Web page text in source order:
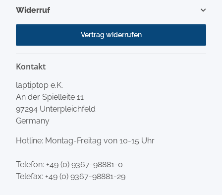
Widerruf
Vertrag widerrufen
Kontakt
laptiptop e.K.
An der Spielleite 11
97294 Unterpleichfeld
Germany
Hotline: Montag-Freitag von 10-15 Uhr
Telefon: +49 (0) 9367-98881-0
Telefax: +49 (0) 9367-98881-29